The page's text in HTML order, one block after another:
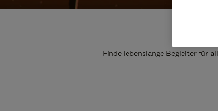
Finde lebenslange Begleiter für